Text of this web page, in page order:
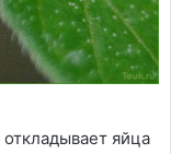
яйца